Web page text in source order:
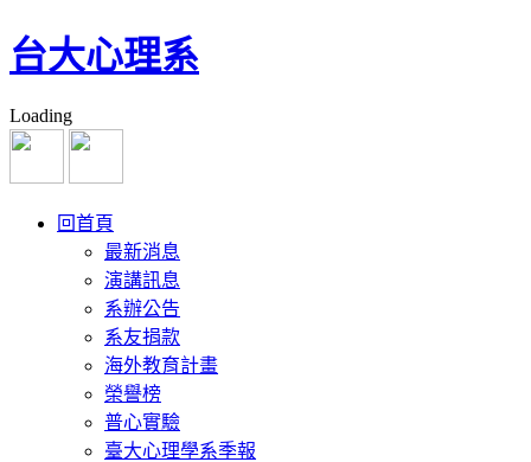
台大心理系
Loading
回首頁
最新消息
演講訊息
系辦公告
系友捐款
海外教育計畫
榮譽榜
普心實驗
臺大心理學系季報